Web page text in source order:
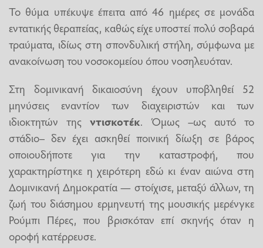
Το θύμα υπέκυψε έπειτα από 46 ημέρες σε μονάδα
εντατικής θεραπείας, καθώς είχε υποστεί πολύ σοβαρά
τραύματα, ιδίως στη σπονδυλική στήλη, σύμφωνα με
ανακοίνωση του νοσοκομείου όπου νοσηλευόταν.
Στη δομινικανή δικαιοσύνη έχουν υποβληθεί 52
μηνύσεις εναντίον των διαχειριστών και των
ιδιοκτητών τηςντισκοτέκ. Όμως –ως αυτό το
στάδιο– δεν έχει ασκηθεί ποινική δίωξη σε βάρος
οποιουδήποτε για την καταστροφή, που
χαρακτηρίστηκε η χειρότερη εδώ κι έναν αιώνα στη
Δομινικανή Δημοκρατία — στοίχισε, μεταξύ άλλων, τη
ζωή του διάσημου ερμηνευτή της μουσικής μερένγκε
Ρούμπι Πέρες, που βρισκόταν επί σκηνής όταν η
οροφή κατέρρευσε.